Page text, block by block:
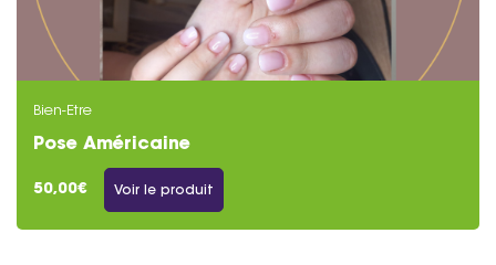
Bien-Etre
Pose Américaine
50,00€ Voir le produit